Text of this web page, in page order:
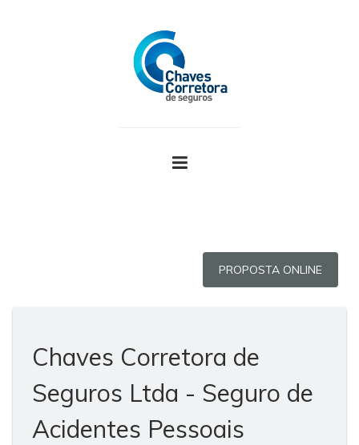
PROPOSTA ONLINE
Chaves Corretora de
Seguros Ltda - Seguro de
Acidentes Pessoais